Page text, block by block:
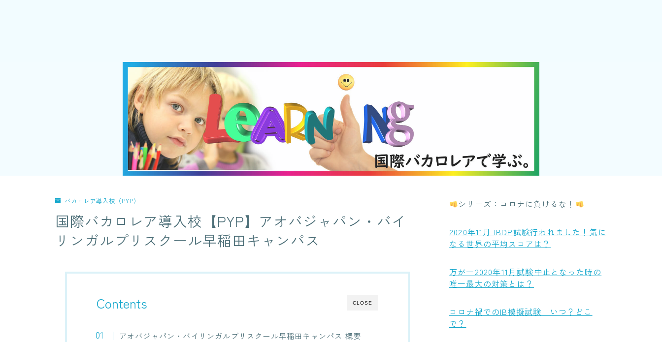
バカロレア導入校（PYP）
国際バカロレア導入校【PYP】アオバジャパン・バイ
リンガルプリスクール早稲田キャンパス
CLOSE
Contents
アオバジャパン・バイリンガルプリスクール早稲田キャンパス 概要
シリーズ：コロナに負けるな！
2020年11月 IBDP試験行われました！気に
なる世界の平均スコアは？
万が一2020年11月試験中止となった時の
唯一最大の対策とは？
コロナ禍でのIB模擬試験 いつ？どこ
で？